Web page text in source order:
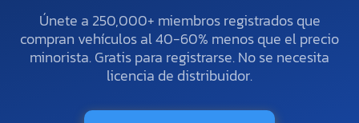
Únete a 250,000+ miembros registrados que
compran vehículos al 40-60% menos que el precio
minorista. Gratis para registrarse. No se necesita
licencia de distribuidor.